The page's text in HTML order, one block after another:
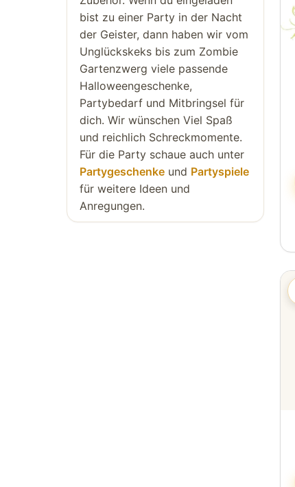
bist zu einer Party in der Nacht
der Geister, dann haben wir vom
Unglückskeks bis zum Zombie
Gartenzwerg viele passende
Halloweengeschenke,
Partybedarf und Mitbringsel für
dich. Wir wünschen Viel Spaß
und reichlich Schreckmomente.
Für die Party schaue auch unter
Partygeschenke und Partyspiele
für weitere Ideen und
Anregungen.